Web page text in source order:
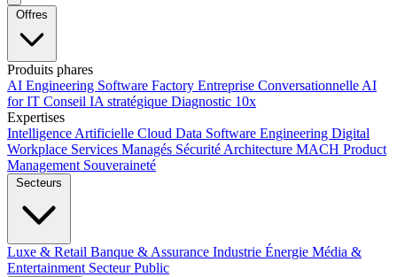
Offres
Produits phares
AI Engineering Software Factory Entreprise Conversationnelle AI
for IT Conseil IA stratégique Diagnostic 10x
Expertises
Intelligence Artificielle Cloud Data Software Engineering Digital
Workplace Services Managés Sécurité Architecture MACH Product
Management Souveraineté
Secteurs
Luxe & Retail Banque & Assurance Industrie Énergie Média &
Entertainment Secteur Public